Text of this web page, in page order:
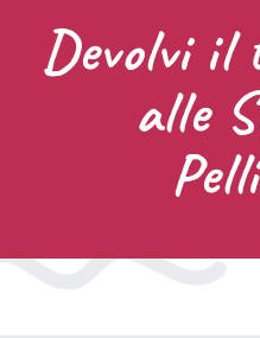
Devolvi il
alle